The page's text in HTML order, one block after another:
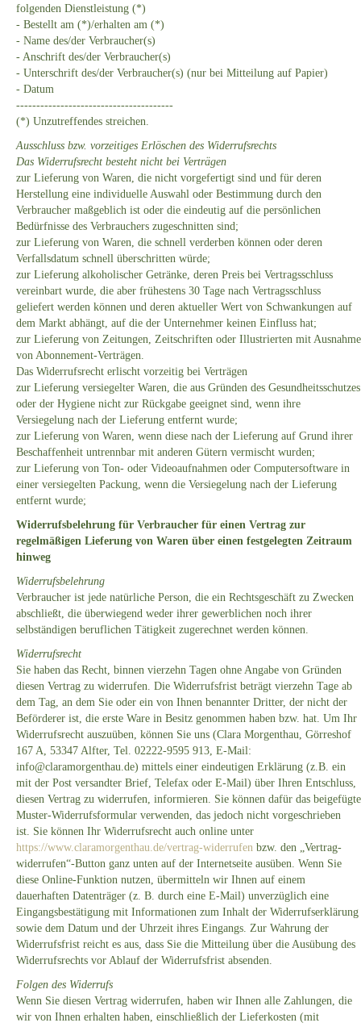
folgenden Dienstleistung (*)
- Bestellt am (*)/erhalten am (*)
- Name des/der Verbraucher(s)
- Anschrift des/der Verbraucher(s)
- Unterschrift des/der Verbraucher(s) (nur bei Mitteilung auf Papier)
- Datum
---------------------------------------
(*) Unzutreffendes streichen.
Ausschluss bzw. vorzeitiges Erlöschen des Widerrufsrechts
Das Widerrufsrecht besteht nicht bei Verträgen
zur Lieferung von Waren, die nicht vorgefertigt sind und für deren
Herstellung eine individuelle Auswahl oder Bestimmung durch den
Verbraucher maßgeblich ist oder die eindeutig auf die persönlichen
Bedürfnisse des Verbrauchers zugeschnitten sind;
zur Lieferung von Waren, die schnell verderben können oder deren
Verfallsdatum schnell überschritten würde;
zur Lieferung alkoholischer Getränke, deren Preis bei Vertragsschluss
vereinbart wurde, die aber frühestens 30 Tage nach Vertragsschluss
geliefert werden können und deren aktueller Wert von Schwankungen auf
dem Markt abhängt, auf die der Unternehmer keinen Einfluss hat;
zur Lieferung von Zeitungen, Zeitschriften oder Illustrierten mit Ausnahme
von Abonnement-Verträgen.
Das Widerrufsrecht erlischt vorzeitig bei Verträgen
zur Lieferung versiegelter Waren, die aus Gründen des Gesundheitsschutzes
oder der Hygiene nicht zur Rückgabe geeignet sind, wenn ihre
Versiegelung nach der Lieferung entfernt wurde;
zur Lieferung von Waren, wenn diese nach der Lieferung auf Grund ihrer
Beschaffenheit untrennbar mit anderen Gütern vermischt wurden;
zur Lieferung von Ton- oder Videoaufnahmen oder Computersoftware in
einer versiegelten Packung, wenn die Versiegelung nach der Lieferung
entfernt wurde;
Widerrufsbelehrung für Verbraucher für einen Vertrag zur
regelmäßigen Lieferung von Waren über einen festgelegten Zeitraum
hinweg
Widerrufsbelehrung
Verbraucher ist jede natürliche Person, die ein Rechtsgeschäft zu Zwecken
abschließt, die überwiegend weder ihrer gewerblichen noch ihrer
selbständigen beruflichen Tätigkeit zugerechnet werden können.
Widerrufsrecht
Sie haben das Recht, binnen vierzehn Tagen ohne Angabe von Gründen
diesen Vertrag zu widerrufen. Die Widerrufsfrist beträgt vierzehn Tage ab
dem Tag, an dem Sie oder ein von Ihnen benannter Dritter, der nicht der
Beförderer ist, die erste Ware in Besitz genommen haben bzw. hat. Um Ihr
Widerrufsrecht auszuüben, können Sie uns (Clara Morgenthau, Görreshof
167 A, 53347 Alfter, Tel. 02222-9595 913, E-Mail:
info@claramorgenthau.de) mittels einer eindeutigen Erklärung (z.B. ein
mit der Post versandter Brief, Telefax oder E-Mail) über Ihren Entschluss,
diesen Vertrag zu widerrufen, informieren. Sie können dafür das beigefügte
Muster-Widerrufsformular verwenden, das jedoch nicht vorgeschrieben
ist. Sie können Ihr Widerrufsrecht auch online unter
https://www.claramorgenthau.de/vertrag-widerrufen bzw. den „Vertrag-
widerrufen“-Button ganz unten auf der Internetseite ausüben. Wenn Sie
diese Online-Funktion nutzen, übermitteln wir Ihnen auf einem
dauerhaften Datenträger (z. B. durch eine E-Mail) unverzüglich eine
Eingangsbestätigung mit Informationen zum Inhalt der Widerrufserklärung
sowie dem Datum und der Uhrzeit ihres Eingangs. Zur Wahrung der
Widerrufsfrist reicht es aus, dass Sie die Mitteilung über die Ausübung des
Widerrufsrechts vor Ablauf der Widerrufsfrist absenden.
Folgen des Widerrufs
Wenn Sie diesen Vertrag widerrufen, haben wir Ihnen alle Zahlungen, die
wir von Ihnen erhalten haben, einschließlich der Lieferkosten (mit